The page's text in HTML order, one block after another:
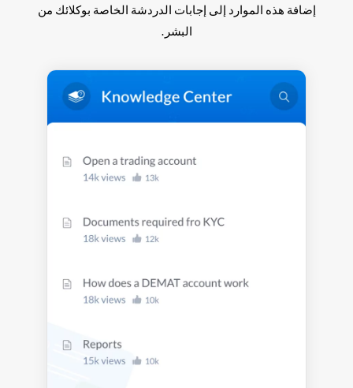
إضافة هذه الموارد إلى إجابات الدردشة الخاصة بوكلائك من
البشر.